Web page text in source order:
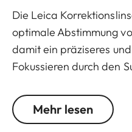
Die Leica
optimale Abstimmung
damit ein präziseres
Fokussieren durch den
beachten Sie, dass der
standardmäßig auf –0,5
Mehr lesen